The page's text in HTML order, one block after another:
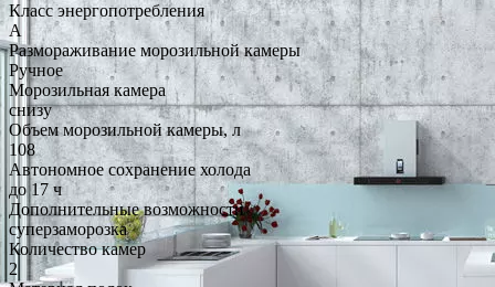
Класс энергопотребления
A
Размораживание морозильной камеры
Ручное
Морозильная камера
снизу
Объем морозильной камеры, л
108
Автономное сохранение холода
до 17 ч
Дополнительные возможности
суперзаморозка
Количество камер
2